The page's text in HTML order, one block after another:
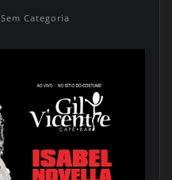
Sem Categoria